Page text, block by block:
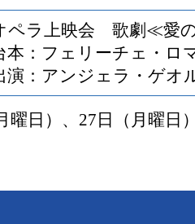
ペラ上映会 歌劇≪愛
本：フェリーチェ・ロ
演：アンジェラ・ゲオ
曜日）、27日（月曜日